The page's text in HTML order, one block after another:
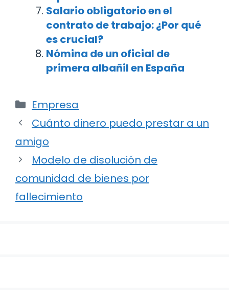
Salario obligatorio en el
contrato de trabajo: ¿Por qué
es crucial?
Nómina de un oficial de
primera albañil en España
Categorías
Empresa
Navegación
de
entradas
Cuánto dinero puedo prestar a un
amigo
Modelo de disolución de
comunidad de bienes por
fallecimiento